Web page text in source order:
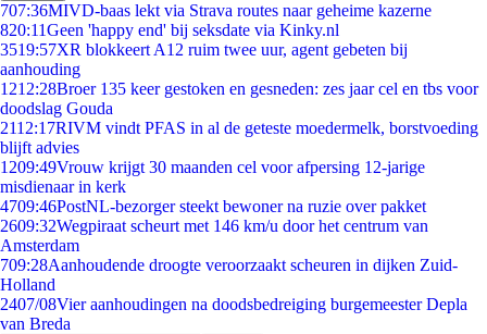
707:36MIVD-baas lekt via Strava routes naar geheime kazerne
820:11Geen 'happy end' bij seksdate via Kinky.nl
3519:57XR blokkeert A12 ruim twee uur, agent gebeten bij
aanhouding
1212:28Broer 135 keer gestoken en gesneden: zes jaar cel en tbs voor
doodslag Gouda
2112:17RIVM vindt PFAS in al de geteste moedermelk, borstvoeding
blijft advies
1209:49Vrouw krijgt 30 maanden cel voor afpersing 12-jarige
misdienaar in kerk
4709:46PostNL-bezorger steekt bewoner na ruzie over pakket
2609:32Wegpiraat scheurt met 146 km/u door het centrum van
Amsterdam
709:28Aanhoudende droogte veroorzaakt scheuren in dijken Zuid-
Holland
2407/08Vier aanhoudingen na doodsbedreiging burgemeester Depla
van Breda